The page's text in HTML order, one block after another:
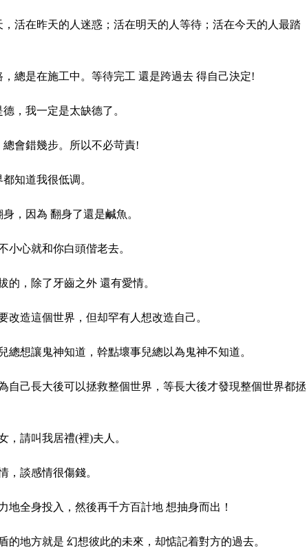
，活在昨天的人迷惑；活在明天的人等待；活在今天的人最踏
，總是在施工中。等待完工 還是跨過去 得自己決定!
，我一定是太缺德了。
總會錯幾步。所以不必苛責!
知道我很低调。
，因為 翻身了還是鹹魚。
小心就和你白頭偕老去。
的，除了牙齒之外 還有愛情。
改造這個世界，但却罕有人想改造自己。
總想讓鬼神知道，幹點壞事兒總以為鬼神不知道。
自己長大後可以拯救整個世界，等長大後才發現整個世界都拯
，請叫我居禮(裡)夫人。
，談感情很傷錢。
地全身投入，然後再千方百計地 想抽身而出！
的地方就是 幻想彼此的未來，却惦記着對方的過去。